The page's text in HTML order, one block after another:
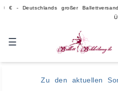
großer Ballettversand.
Über
☰
Zu den aktuellen